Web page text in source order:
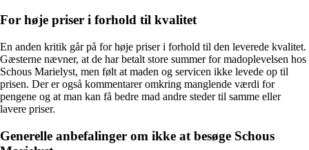
For høje priser i forhold til kvalitet
En anden kritik går på for høje priser i forhold til den leverede kvalitet.
Gæsterne nævner, at de har betalt store summer for madoplevelsen hos
Schous Marielyst, men følt at maden og servicen ikke levede op til
prisen. Der er også kommentarer omkring manglende værdi for
pengene og at man kan få bedre mad andre steder til samme eller
lavere priser.
Generelle anbefalinger om ikke at besøge Schous